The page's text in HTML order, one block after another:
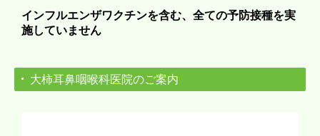
インフルエンザワクチンを含む、 全ての予防接種を実
施していません
大柿耳鼻咽喉科医院のご案内